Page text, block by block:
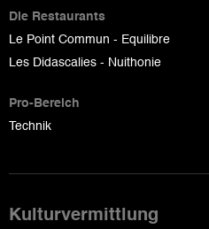
Die Restaurants
Le Point Commun - Equilibre
Les Didascalies - Nuithonie
Pro-Bereich
Technik
Kulturvermittlung